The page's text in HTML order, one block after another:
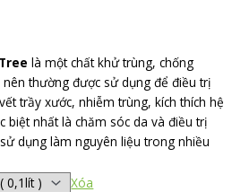
là một chất khử trùng, chống
thường được sử dụng để điều trị
trầy xước, nhiễm trùng, kích thích hệ
biệt nhất là chăm sóc da và điều trị
dụng làm nguyên liệu trong nhiều
Xóa